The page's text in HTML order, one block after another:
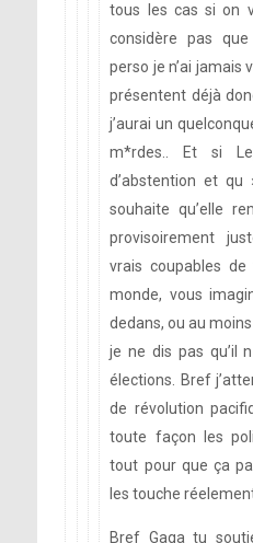
tous les cas si on
considère pas
perso je n’ai jamais
présentent déjà
j’aurai un
m*rdes.. Et si
d’abstention et qu
souhaite qu’elle
provisoirement
vrais coupables
monde, vous
dedans, ou au
je ne dis pas qu’il
élections. Bref
de révolution
toute façon les
tout pour que ça
les touche
Bref Gaga tu